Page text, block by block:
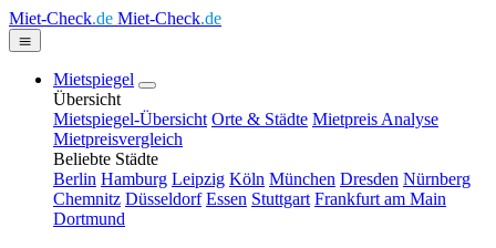
Miet-Check.de Miet-Check.de
Mietspiegel
Übersicht
Mietspiegel-Übersicht Orte & Städte Mietpreis Analyse
Mietpreisvergleich
Beliebte Städte
Berlin Hamburg Leipzig Köln München Dresden Nürnberg
Chemnitz Düsseldorf Essen Stuttgart Frankfurt am Main
Dortmund